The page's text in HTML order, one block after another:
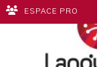
ESPACE PRO